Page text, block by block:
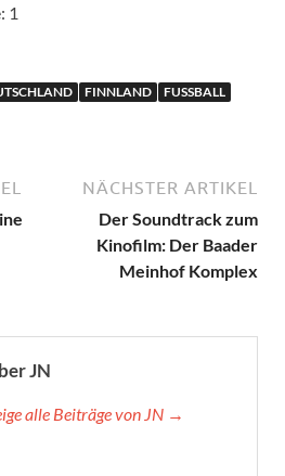
1
FINNLAND
FUSSBALL
NÄCHSTER ARTIKEL
Der Soundtrack zum
Kinofilm: Der Baader
Meinhof Komplex
JN
alle Beiträge von JN →